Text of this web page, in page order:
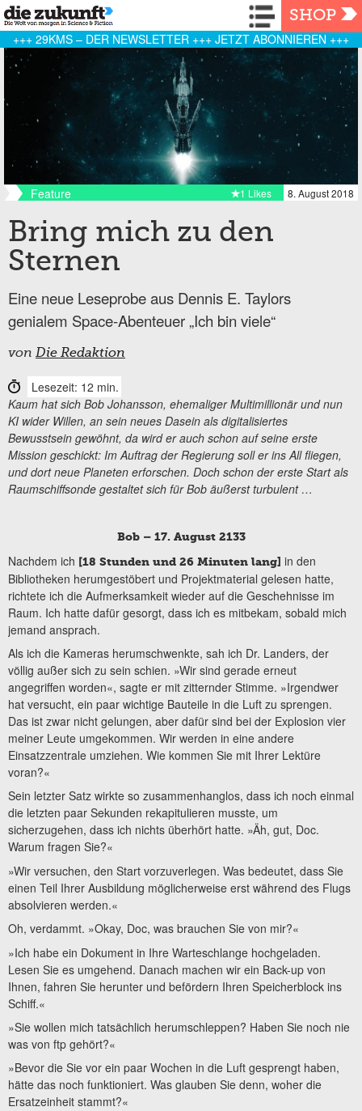
Navigation
SHOP
+++ 29KMS – DER NEWSLETTER +++ JETZT ABONNIEREN +++
Feature 8. August 2018
1 Likes
Bring mich zu den
Sternen
Eine neue Leseprobe aus Dennis E. Taylors
genialem Space-Abenteuer „Ich bin viele“
von Die Redaktion
Lesezeit: 12 min.
Kaum hat sich Bob Johansson, ehemaliger Multimillionär und nun
KI wider Willen, an sein neues Dasein als digitalisiertes
Bewusstsein gewöhnt, da wird er auch schon auf seine erste
Mission geschickt: Im Auftrag der Regierung soll er ins All fliegen,
und dort neue Planeten erforschen. Doch schon der erste Start als
Raumschiffsonde gestaltet sich für Bob äußerst turbulent …
Bob – 17. August 2133
Nachdem ich [18 Stunden und 26 Minuten lang] in den
Bibliotheken herumgestöbert und Projektmaterial gelesen hatte,
richtete ich die Aufmerksamkeit wieder auf die Geschehnisse im
Raum. Ich hatte dafür gesorgt, dass ich es mitbekam, sobald mich
jemand ansprach.
Als ich die Kameras herumschwenkte, sah ich Dr. Landers, der
völlig außer sich zu sein schien. »Wir sind gerade erneut
angegriffen worden«, sagte er mit zitternder Stimme. »Irgendwer
hat versucht, ein paar wichtige Bauteile in die Luft zu sprengen.
Das ist zwar nicht gelungen, aber dafür sind bei der Explosion vier
meiner Leute umgekommen. Wir werden in eine andere
Einsatzzentrale umziehen. Wie kommen Sie mit Ihrer Lektüre
voran?«
Sein letzter Satz wirkte so zusammenhanglos, dass ich noch einmal
die letzten paar Sekunden rekapitulieren musste, um
sicherzugehen, dass ich nichts überhört hatte. »Äh, gut, Doc.
Warum fragen Sie?«
»Wir versuchen, den Start vorzuverlegen. Was bedeutet, dass Sie
einen Teil Ihrer Ausbildung möglicherweise erst während des Flugs
absolvieren werden.«
Oh, verdammt. »Okay, Doc, was brauchen Sie von mir?«
»Ich habe ein Dokument in Ihre Warteschlange hochgeladen.
Lesen Sie es umgehend. Danach machen wir ein Back-up von
Ihnen, fahren Sie herunter und befördern Ihren Speicherblock ins
Schiff.«
»Sie wollen mich tatsächlich herumschleppen? Haben Sie noch nie
was von ftp gehört?«
»Bevor die Sie vor ein paar Wochen in die Luft gesprengt haben,
hätte das noch funktioniert. Was glauben Sie denn, woher die
Ersatzeinheit stammt?«